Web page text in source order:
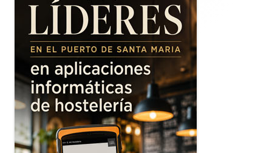
principal